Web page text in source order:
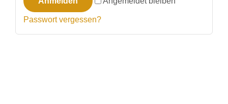
Passwort vergessen?